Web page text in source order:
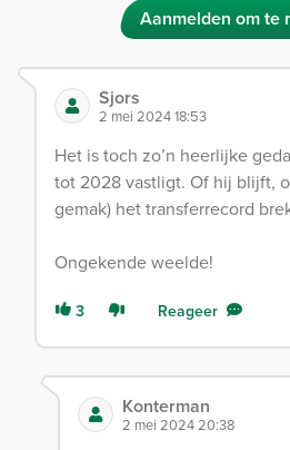
Aanmelden om te
Sjors
2 mei 2024 18:53
Het is toch zo’n heerlijke
tot 2028 vastligt. Of hij blijft,
gemak) het transferrecord
Ongekende weelde!
3 Reageer
Konterman
2 mei 2024 20:38